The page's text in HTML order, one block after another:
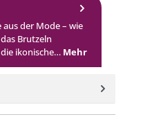
der Mode – wie
Brutzeln
ikonische… Mehr